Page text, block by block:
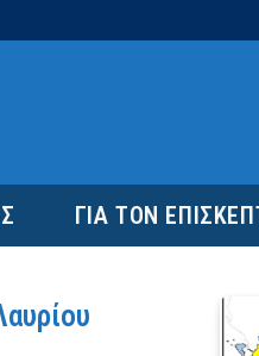
ΓΙΑ ΤΟΝ